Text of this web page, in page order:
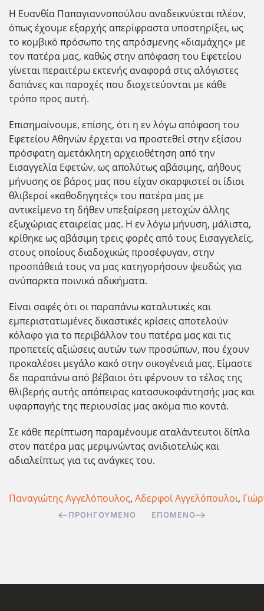
Η Ευανθία Παπαγιαννοπούλου αναδεικνύεται πλέον,
όπως έχουμε εξαρχής απερίφραστα υποστηρίξει, ως
το κομβικό πρόσωπο της απρόσμενης «διαμάχης» με
τον πατέρα μας, καθώς στην απόφαση του Εφετείου
γίνεται περαιτέρω εκτενής αναφορά στις αλόγιστες
δαπάνες και παροχές που διοχετεύονται με κάθε
τρόπο προς αυτή.
Επισημαίνουμε, επίσης, ότι η εν λόγω απόφαση του
Εφετείου Αθηνών έρχεται να προστεθεί στην εξίσου
πρόσφατη αμετάκλητη αρχειοθέτηση από την
Εισαγγελία Εφετών, ως απολύτως αβάσιμης, αήθους
μήνυσης σε βάρος μας που είχαν σκαρφιστεί οι ίδιοι
θλιβεροί «καθοδηγητές» του πατέρα μας με
αντικείμενο τη δήθεν υπεξαίρεση μετοχών άλλης
εξωχώριας εταιρείας μας. Η εν λόγω μήνυση, μάλιστα,
κρίθηκε ως αβάσιμη τρεις φορές από τους Εισαγγελείς,
στους οποίους διαδοχικώς προσέφυγαν, στην
προσπάθειά τους να μας κατηγορήσουν ψευδώς για
ανύπαρκτα ποινικά αδικήματα.
Είναι σαφές ότι οι παραπάνω καταλυτικές και
εμπεριστατωμένες δικαστικές κρίσεις αποτελούν
κόλαφο για το περιβάλλον του πατέρα μας και τις
προπετείς αξιώσεις αυτών των προσώπων, που έχουν
προκαλέσει μεγάλο κακό στην οικογένειά μας. Είμαστε
δε παραπάνω από βέβαιοι ότι φέρνουν το τέλος της
θλιβερής αυτής απόπειρας κατασυκοφάντησής μας και
υφαρπαγής της περιουσίας μας ακόμα πιο κοντά.
Σε κάθε περίπτωση παραμένουμε αταλάντευτοι δίπλα
στον πατέρα μας μεριμνώντας ανιδιοτελώς και
αδιαλείπτως για τις ανάγκες του.
Παναγιώτης Αγγελόπουλος, Αδερφοί Αγγελόπουλοι,
ΠΡΟΗΓΟΎΜΕΝΟ ΕΠΌΜΕΝΟ